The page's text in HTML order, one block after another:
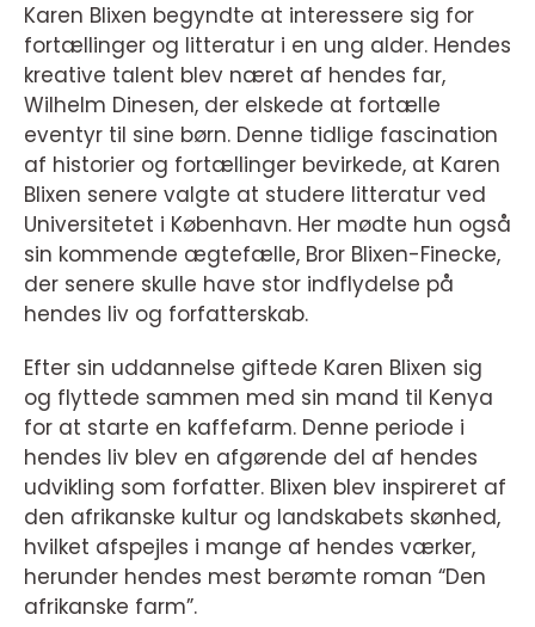
Karen Blixen begyndte at interessere sig for
fortællinger og litteratur i en ung alder. Hendes
kreative talent blev næret af hendes far,
Wilhelm Dinesen, der elskede at fortælle
eventyr til sine børn. Denne tidlige fascination
af historier og fortællinger bevirkede, at Karen
Blixen senere valgte at studere litteratur ved
Universitetet i København. Her mødte hun også
sin kommende ægtefælle, Bror Blixen-Finecke,
der senere skulle have stor indflydelse på
hendes liv og forfatterskab.
Efter sin uddannelse giftede Karen Blixen sig
og flyttede sammen med sin mand til Kenya
for at starte en kaffefarm. Denne periode i
hendes liv blev en afgørende del af hendes
udvikling som forfatter. Blixen blev inspireret af
den afrikanske kultur og landskabets skønhed,
hvilket afspejles i mange af hendes værker,
herunder hendes mest berømte roman “Den
afrikanske farm”.